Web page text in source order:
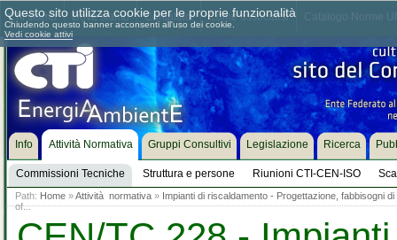
Chi siamo Dove siamo Contattaci Come associarsi
Info Attività Normativa
Commissioni Tecniche Struttura e persone Riunioni CTI-CEN-ISO
Gruppi Consultivi Legislazione Ricerca
Path: Home »Attività normativa » Impianti di riscaldamento - Progettazione, fabbisogni
of...
Questo sito utilizza cookie per le proprie funzionalità
Chiudendo questo banner acconsenti all'uso dei cookie.
Vedi cookie attivi